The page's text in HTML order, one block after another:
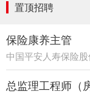
置顶招聘
保险康养主管
中国平安人寿保险
21部
总监理工程师（